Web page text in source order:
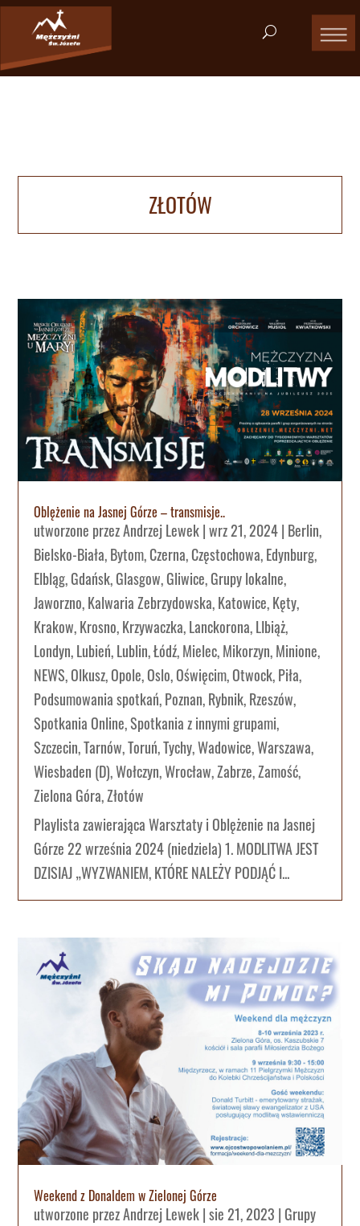
ZŁOTÓW
Oblężenie na Jasnej Górze – transmisje..
utworzone przezAndrzej Lewek|wrz 21, 2024| Berlin,
Bielsko-Biała,Bytom,Czerna,Częstochowa,Edynburg,
Elbląg,Gdańsk,Glasgow,Gliwice,Grupy lokalne,
Jaworzno,Kalwaria Zebrzydowska,Katowice,Kęty,
Krakow,Krosno,Krzywaczka,Lanckorona,LIbiąż,
Londyn,Lubień,Lublin,Łódź,Mielec,Mikorzyn,Minione,
NEWS,Olkusz,Opole,Oslo,Oświęcim,Otwock,Piła,
Podsumowania spotkań,Poznan,Rybnik,Rzeszów,
Spotkania Online,Spotkania z innymi grupami,
Szczecin,Tarnów,Toruń,Tychy,Wadowice,Warszawa,
Wiesbaden (D),Wołczyn,Wrocław,Zabrze,Zamość,
Zielona Góra,Złotów
Playlista zawierająca Warsztaty i Oblężenie na Jasnej
Górze 22 września 2024 (niedziela) 1. MODLITWA JEST
DZISIAJ „WYZWANIEM, KTÓRE NALEŻY PODJĄĆ I...
Weekend z Donaldem w Zielonej Górze
utworzone przezAndrzej Lewek|sie 21, 2023 | Grupy